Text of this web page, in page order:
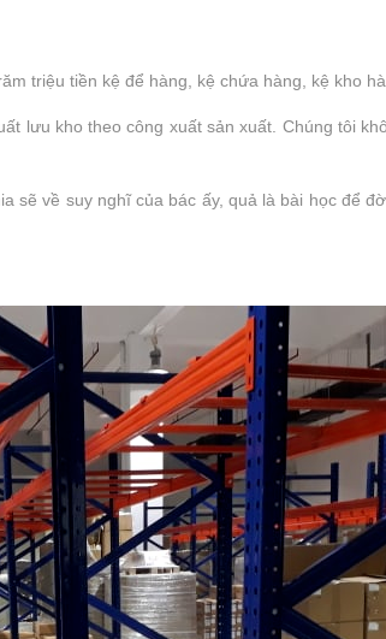
triệu tiền kệ để hàng, kệ chứa hàng, kệ kho
lưu kho theo công xuất sản xuất. Chúng tôi
sẽ về suy nghĩ của bác ấy, quả là bài học để